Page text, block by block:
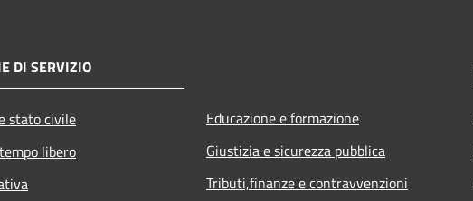
DI SERVIZIO
stato civile
libero
Educazione e formazione
Giustizia e sicurezza pubblica
Tributi,finanze e contravvenzioni